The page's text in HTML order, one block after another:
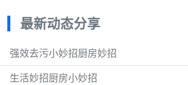
最新动态分享
强效去污小妙招厨房妙招
生活妙招厨房小妙招